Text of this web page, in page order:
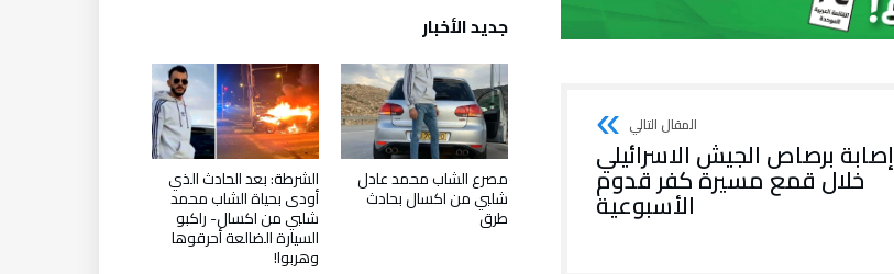
13 إصابة برصاص الجيش الاسرائيلي
خلال قمع مسيرة كفر قدوم
الأسبوعية
جديد الأخبار
الشرطة: بعد الحادث الذي
أودى بحياة الشاب محمد
شلبي من اكسال- راكبو
السيارة الضالعة أحرقوها
وهربوا!
مصرع الشاب محمد عادل
شلبي من اكسال بحادث
طرق